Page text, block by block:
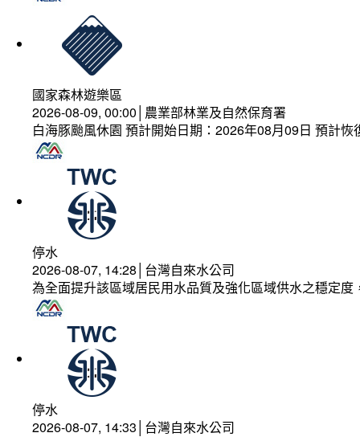
國家森林遊樂區
2026-08-09, 00:00│農業部林業及自然保育署
白海豚颱風休園 預計開始日期：2026年08月09日 預計
停水
2026-08-07, 14:28│台灣自來水公司
為全面提升該區域居民用水品質及強化區域供水之穩定
停水
2026-08-07, 14:33│台灣自來水公司